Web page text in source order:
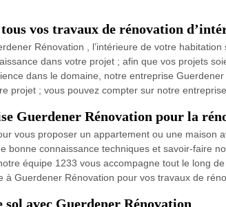
vos travaux de rénovation
Rénovation , l’intérieure de votre
dans votre projet ; afin que vos projets
dans le domaine, notre entreprise
projet ; vous pouvez compter sur notre
Guerdener Rénovation pour la
vous proposer un appartement ou une
bonne connaissance techniques et savoir-faire
équipe 1233 vous accompagne tout le long
Guerdener Rénovation pour vos travaux de
avec Guerdener Rénovation